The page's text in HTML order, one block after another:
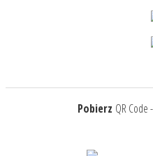
Pobierz QR Code